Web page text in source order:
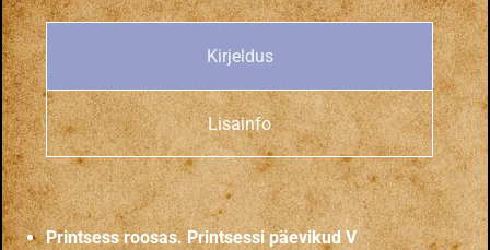
Kirjeldus
Lisainfo
Printsess roosas. Printsessi päevikud V